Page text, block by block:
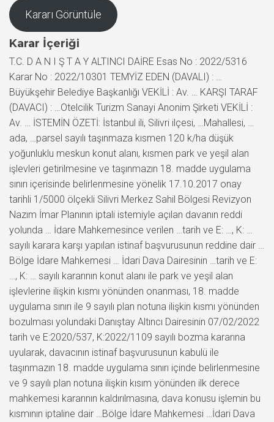
Kararı Görüntüle
Karar İçeriği
T.C. D A N I Ş T A Y ALTINCI DAİRE Esas No : 2022/5316
Karar No : 2022/10301 TEMYİZ EDEN (DAVALI) : …
Büyükşehir Belediye Başkanlığı VEKİLİ : Av. … KARŞI TARAF
(DAVACI) : …Otelcilik Turizm Sanayi Anonim Şirketi VEKİLİ :
Av. … İSTEMİN ÖZETİ: İstanbul ili, Silivri ilçesi, …Mahallesi, …
ada, …parsel sayılı taşınmaza kısmen 120 k/ha düşük
yoğunluklu meskun konut alanı, kısmen park ve yeşil alan
işlevleri getirilmesine ve taşınmazın 18. madde uygulama
sınırı içerisinde belirlenmesine yönelik 17.10.2017 onay
tarihli 1/5000 ölçekli Silivri Merkez Sahil Bölgesi Revizyon
Nazım İmar Planının iptali istemiyle açılan davanın reddi
yolunda … İdare Mahkemesince verilen …tarih ve E: …, K: …
sayılı karara karşı yapılan istinaf başvurusunun reddine dair …
Bölge İdare Mahkemesi … İdari Dava Dairesinin …tarih ve E:
…, K: … sayılı kararının konut alanı ile park ve yeşil alan
işlevlerine ilişkin kısmı yönünden onanması, 18. madde
uygulama sınırı ile 9 sayılı plan notuna ilişkin kısmı yönünden
bozulması yolundaki Danıştay Altıncı Dairesinin 07/02/2022
tarih ve E:2020/537, K:2022/1109 sayılı bozma kararına
uyularak, davacının istinaf başvurusunun kabulü ile
taşınmazın 18. madde uygulama sınırı içinde belirlenmesine
ve 9 sayılı plan notuna ilişkin kısım yönünden ilk derece
mahkemesi kararının kaldırılmasına, dava konusu işlemin bu
kısmının iptaline dair …Bölge İdare Mahkemesi …İdari Dava